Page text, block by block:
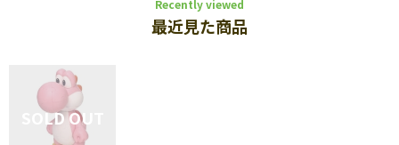
Recently viewed
最近見た商品